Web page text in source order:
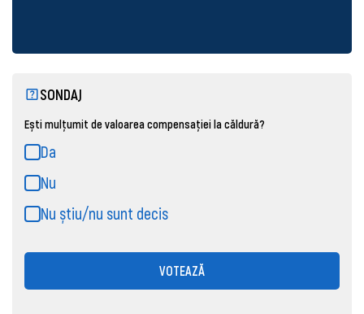
SONDAJ
Ești mulțumit de valoarea compensației la căldură?
Da
Nu
Nu știu/nu sunt decis
VOTEAZĂ